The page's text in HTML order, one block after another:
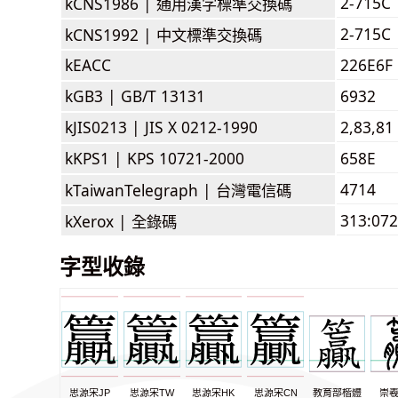
kCNS1992 | 中文標準交換碼
2-715C
kEACC
226E6F
kGB3 | GB/T 13131
6932
kJIS0213 | JIS X 0212-1990
2,83,81
kKPS1 | KPS 10721-2000
658E
kTaiwanTelegraph | 台灣電信碼
4714
kXerox | 全錄碼 313:072
字型收錄
思源宋JP 思源宋TW 思源宋HK 思源宋CN 教育部楷體 崇